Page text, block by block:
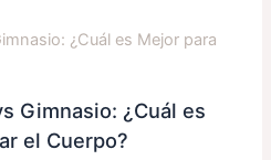
Gimnasio: ¿Cuál es
el Cuerpo?